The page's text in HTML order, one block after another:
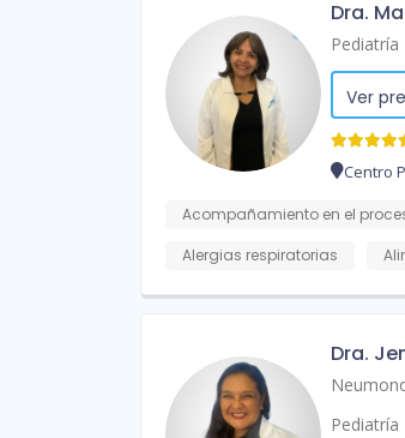
Dra.
Pediatría
Ver
Centro
Acompañamiento en el
Alergias respiratorias
Dra.
Pediatría